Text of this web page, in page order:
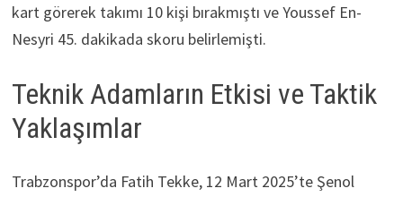
kart görerek takımı 10 kişi bırakmıştı ve Youssef En-
Nesyri 45. dakikada skoru belirlemişti.
Teknik Adamların Etkisi ve Taktik
Yaklaşımlar
Trabzonspor’da Fatih Tekke, 12 Mart 2025’te Şenol